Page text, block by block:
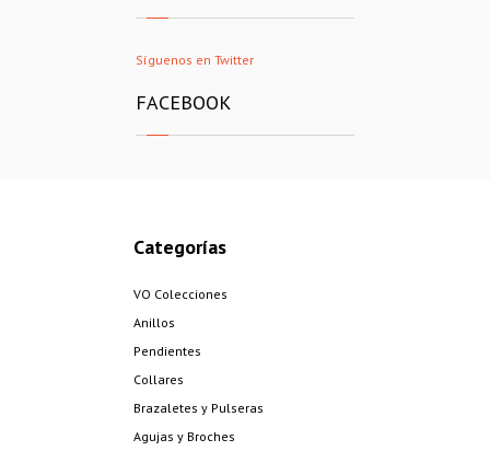
Síguenos en Twitter
FACEBOOK
Categorías
VO Colecciones
Anillos
Pendientes
Collares
Brazaletes y Pulseras
Agujas y Broches